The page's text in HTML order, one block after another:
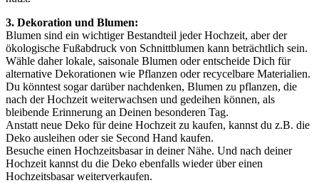
3. Dekoration und Blumen:
Blumen sind ein wichtiger Bestandteil jeder Hochzeit, aber der
ökologische Fußabdruck von Schnittblumen kann beträchtlich sein.
Wähle daher lokale, saisonale Blumen oder entscheide Dich für
alternative Dekorationen wie Pflanzen oder recycelbare Materialien.
Du könntest sogar darüber nachdenken, Blumen zu pflanzen, die
nach der Hochzeit weiterwachsen und gedeihen können, als
bleibende Erinnerung an Deinen besonderen Tag.
Anstatt neue Deko für deine Hochzeit zu kaufen, kannst du z.B. die
Deko ausleihen oder sie Second Hand kaufen.
Besuche einen Hochzeitsbasar in deiner Nähe. Und nach deiner
Hochzeit kannst du die Deko ebenfalls wieder über einen
Hochzeitsbasar weiterverkaufen.